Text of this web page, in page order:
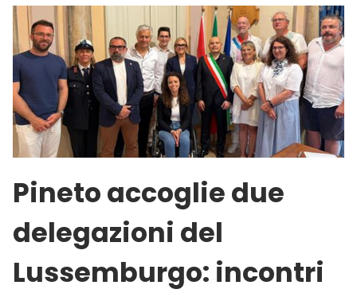
Pineto accoglie due
delegazioni del
Lussemburgo: incontri